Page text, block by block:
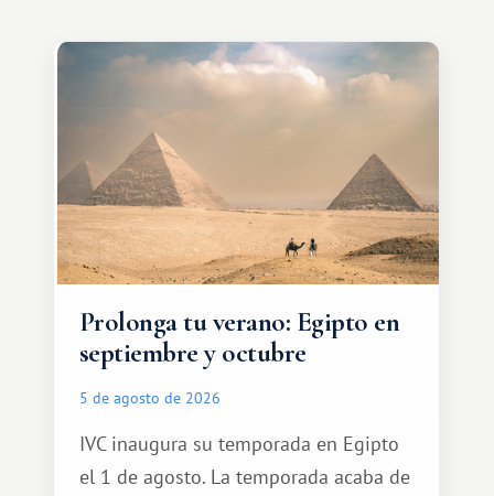
Prolonga tu verano: Egipto en
septiembre y octubre
5 de agosto de 2026
IVC inaugura su temporada en Egipto
el 1 de agosto. La temporada acaba de